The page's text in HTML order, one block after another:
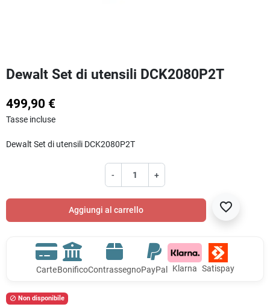
Dewalt Set di utensili DCK2080P2T
499,90 €
Tasse incluse
Dewalt Set di utensili DCK2080P2T
- +
Aggiungi al carrello favorite_border
CarteBonificoContrassegnoPayPal Klarna Satispay
 Non disponibile